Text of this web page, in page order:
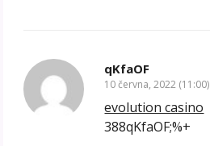
qKfaOF
10 června, 2022 (11:00)
evolution casino
388qKfaOF;%+